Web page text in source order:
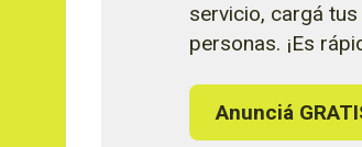
servicio, cargá
personas. ¡Es
Anunciá